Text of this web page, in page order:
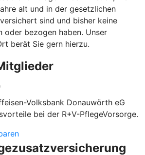
alt und in der gesetzlichen
sind und bisher keine
oder bezogen haben. Unser
berät Sie gern hierzu.
Volksbank Donauwörth eG
bei der R+V-PflegeVorsorge.